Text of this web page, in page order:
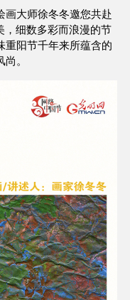
画大师徐冬冬邀您共赴
，细数多彩而浪漫的节
重阳节千年来所蕴含的
。